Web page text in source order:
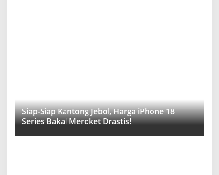
Siap-Siap Kantong Jebol, Harga iPhone 18
Series Bakal Meroket Drastis!